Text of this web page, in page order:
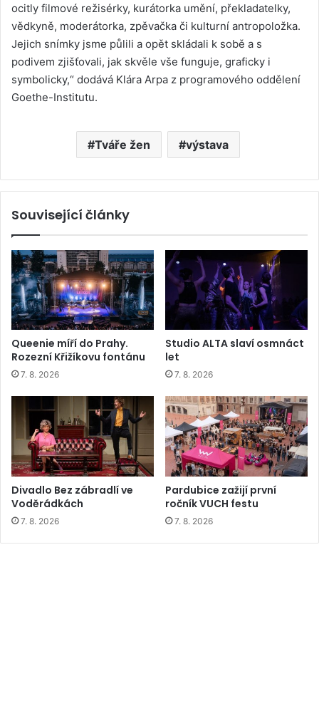
ocitly filmové režisérky, kurátorka umění, překladatelky,
vědkyně, moderátorka, zpěvačka či kulturní antropoložka.
Jejich snímky jsme půlili a opět skládali k sobě a s
podivem zjišťovali, jak skvěle vše funguje, graficky i
symbolicky,“ dodává Klára Arpa z programového oddělení
Goethe-Institutu.
Tváře žen výstava
Související články
Queenie míří do Prahy.
Rozezní Křižíkovu fontánu
7. 8. 2026
Studio ALTA slaví osmnáct
let
7. 8. 2026
Divadlo Bez zábradlí ve
Voděrádkách
7. 8. 2026
Pardubice zažijí první
ročník VUCH festu
7. 8. 2026